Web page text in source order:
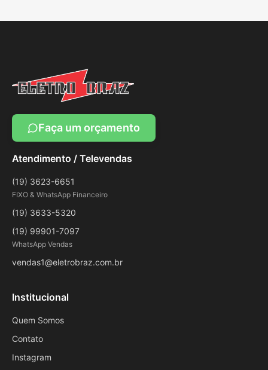
Faça um orçamento
Atendimento / Televendas
(19) 3623-6651
FIXO & WhatsApp Financeiro
(19) 3633-5320
(19) 99901-7097
WhatsApp Vendas
vendas1@eletrobraz.com.br
Institucional
Quem Somos
Contato
Instagram